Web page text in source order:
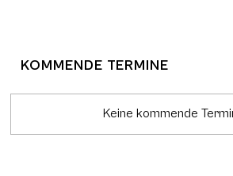
KOMMENDE TERMINE
Keine kommende